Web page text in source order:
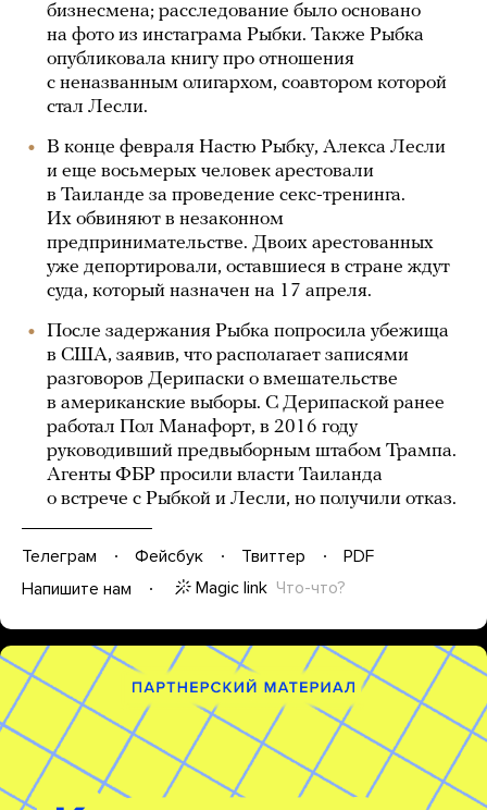
бизнесмена; расследование было основано
на фото из инстаграма Рыбки. Также Рыбка
опубликовала книгу про отношения
с неназванным олигархом, соавтором которой
стал Лесли.
В конце февраля Настю Рыбку, Алекса Лесли
и еще восьмерых человек арестовали
в Таиланде за проведение секс-тренинга.
Их обвиняют в незаконном
предпринимательстве. Двоих арестованных
уже депортировали, оставшиеся в стране ждут
суда, который назначен на 17 апреля.
После задержания Рыбка попросила убежища
в США, заявив, что располагает записями
разговоров Дерипаски о вмешательстве
в американские выборы. С Дерипаской ранее
работал Пол Манафорт, в 2016 году
руководивший предвыборным штабом Трампа.
Агенты ФБР просили власти Таиланда
о встрече c Рыбкой и Лесли, но получили отказ.
Телеграм Фейсбук Твиттер
PDF
Напишите нам
Magic link Что-что?